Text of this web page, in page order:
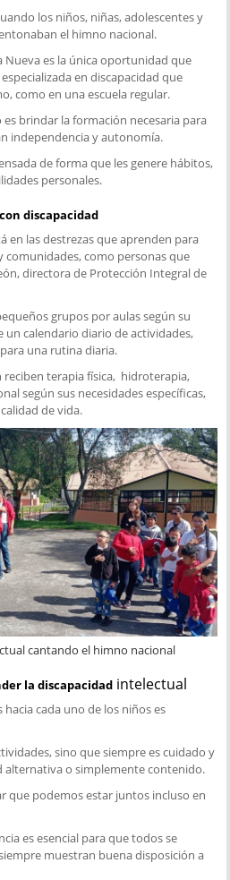
los niños, niñas, adolescentes y
el himno nacional.
Nueva es la única oportunidad que
en discapacidad que
como en una escuela regular.
brindar la formación necesaria para
independencia y autonomía.
de forma que les genere hábitos,
personales.
discapacidad
en las destrezas que aprenden para
comunidades, como personas que
directora de Protección Integral de
grupos por aulas según su
un calendario diario de actividades,
una rutina diaria.
reciben terapia física, hidroterapia,
según sus necesidades específicas,
de vida.
cantando el himno nacional
la discapacidad intelectual
cada uno de los niños es
sino que siempre es cuidado y
alternativa o simplemente contenido.
que podemos estar juntos incluso en
es esencial para que todos se
muestran buena disposición a